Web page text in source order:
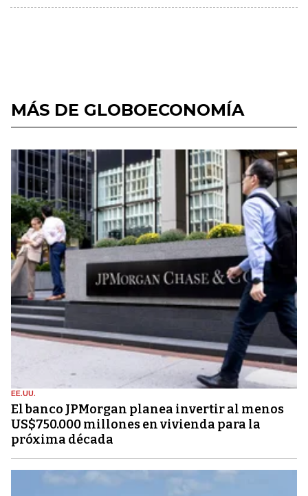
MÁS DE GLOBOECONOMÍA
EE.UU.
El banco JPMorgan planea invertir al menos
US$750.000 millones en vivienda para la
próxima década